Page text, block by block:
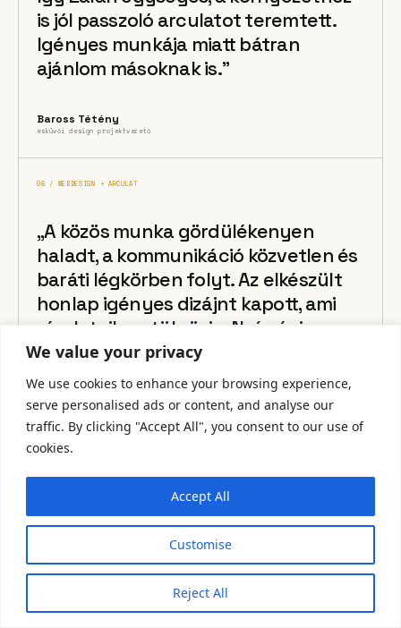
We value your privacy
We use cookies to enhance your browsing experience,
serve personalised ads or content, and analyse our
traffic. By clicking "Accept All", you consent to our use of
cookies.
Customise
Reject All
Accept All
is jól passzoló arculatot teremtett.
Igényes munkája miatt bátran
ajánlom másoknak is.”
Baross Tétény
esküvői design projektvezető
08 / WEBDESIGN + ARCULAT
„A közös munka gördülékenyen
haladt, a kommunikáció közvetlen és
baráti légkörben folyt. Az elkészült
honlap igényes dizájnt kapott, ami
részleteiben tükrözi a Nyírségi
Református Egyházmegye arculatát.
A színhasználat és a formai világ
kidolgozottsága kimagasló
szépérzékre utal. Jó szívvel ajánlom
Zalán tervező-grafikus munkáját,
mivel aprólékos odafigyeléssel
teljesítette vállalásait. Külön
említésre méltó, hogy a
munkafolyamat közben felmerült
kéréseket is természetességgel
végrehajtotta. De a legfőbb érvem a
személye mellett: Isten dicsőségére